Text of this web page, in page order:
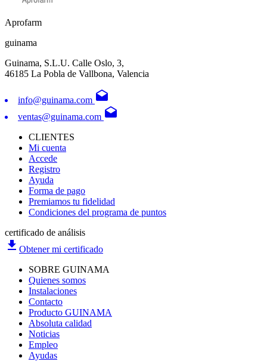
Aprofarm
guinama
Guinama, S.L.U. Calle Oslo, 3,
46185 La Pobla de Vallbona, Valencia
info@guinama.com drafts
ventas@guinama.com drafts
CLIENTES
Mi cuenta
Accede
Registro
Ayuda
Forma de pago
Premiamos tu fidelidad
Condiciones del programa de puntos
certificado de análisis
file_download Obtener mi certificado
SOBRE GUINAMA
Quienes somos
Instalaciones
Contacto
Producto GUINAMA
Absoluta calidad
Noticias
Empleo
Ayudas